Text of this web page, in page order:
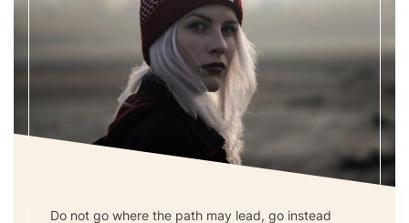
Do not go where the path may lead, go instead